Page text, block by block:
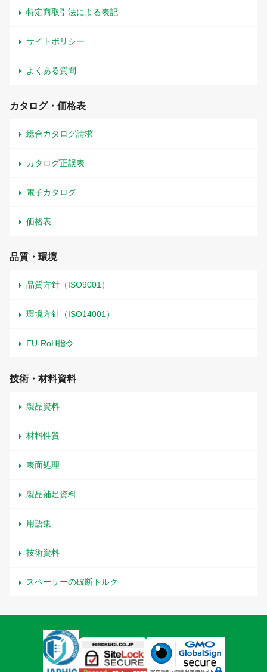
特定商取引法による表記
サイトポリシー
よくある質問
カタログ・価格表
総合カタログ請求
カタログ正誤表
電子カタログ
価格表
品質・環境
品質方針（ISO9001）
環境方針（ISO14001）
EU-RoH指令
技術・材料資料
製品資料
材料性質
表面処理
製品補足資料
用語集
技術資料
スペーサーの破断トルク